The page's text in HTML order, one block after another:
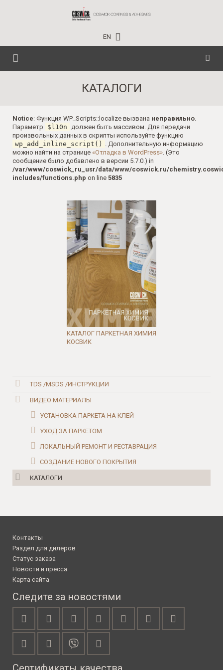
EN
БЫТОВОГО ПРИМЕНЕНИЯ
ПРОФЕССИОНАЛЬНАЯ
ИНДУСТРИАЛЬНАЯ
ТЕХНИЧЕСКАЯ ИНФОРМАЦИЯ
СОБЫТИЯ
НОВОСТИ
ПРОЕКТЫ
КАТАЛОГИ
Notice: Функция WP_Scripts::localize вызвана неправильно.
Параметр
$l10n должен быть массивом. Для передачи
произвольных данных в скрипты используйте функцию
wp_add_inline_script() . Дополнительную информацию
можно найти на странице «Отладка в WordPress». (Это
сообщение было добавлено в версии 5.7.0.) in
/var/www/coswick_ru_usr/data/www/coswick.ru/
includes/functions.php on line 5835
КАТАЛОГ ПАРКЕТНАЯ ХИМИЯ
КОСВИК
TDS /MSDS /ИНСТРУКЦИИ
ВИДЕО МАТЕРИАЛЫ
УСТАНОВКА ПАРКЕТА НА КЛЕЙ
УХОД ЗА ПАРКЕТОМ
ЛОКАЛЬНЫЙ РЕМОНТ И РЕСТАВРАЦИЯ
СОЗДАНИЕ НОВОГО ПОКРЫТИЯ
КАТАЛОГИ
Контакты
Раздел для дилеров
Статус заказа
Новости и пресса
Карта сайта
Следите за новостями